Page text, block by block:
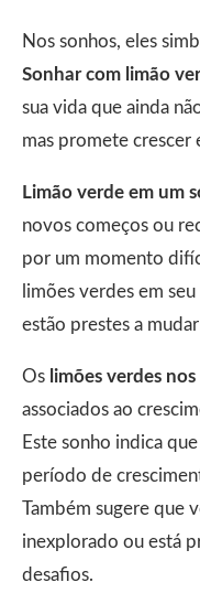
Nos sonhos, eles
Sonhar com limão
sua vida que ainda
mas promete crescer
Limão verde em um
novos começos ou
por um momento
limões verdes em
estão prestes a
Os limões verdes
associados ao
Este sonho indica
período de
Também sugere que
inexplorado ou está
desafios.